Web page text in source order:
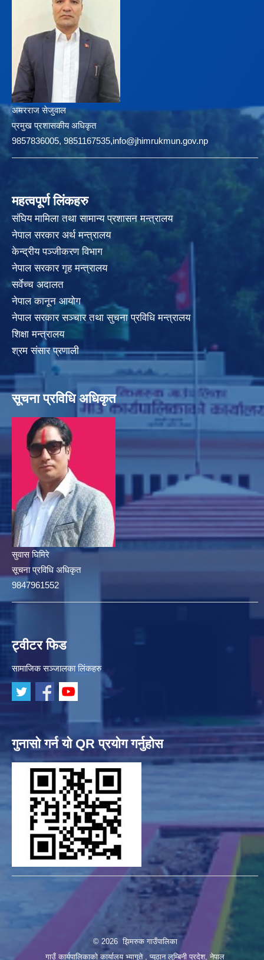
अमरराज सेजुवाल
प्रमुख प्रशासकीय अधिकृत
9857836005, 9851167535,info@jhimrukmun.gov.np
महत्वपूर्ण लिंकहरु
संघिय मामिला तथा सामान्य प्रशासन मन्त्रालय
नेपाल सरकार अर्थ मन्त्रालय
केन्द्रीय पञ्जीकरण विभाग
नेपाल सरकार गृह मन्त्रालय
सर्वेच्च अदालत
नेपाल कानून आयोग
नेपाल सरकार सञ्चार तथा सुचना प्रविधि मन्त्रालय
शिक्षा मन्त्रालय
श्रम संसार प्रणाली
सूचना प्रविधि अधिकृत
सुवास घिमिरे
सूचना प्रविधि अधिकृत
9847961552
ट्वीटर फिड
सामाजिक सञ्जालका लिंकहरु
गुनासो गर्न यो QR प्रयोग गर्नुहोस
© 2026 झिमरुक गाउँपालिका
गाउँ कार्यपालिकाको कार्यालय भ्यागुते , प्यूठान लुम्बिनी प्रदेश, नेपाल